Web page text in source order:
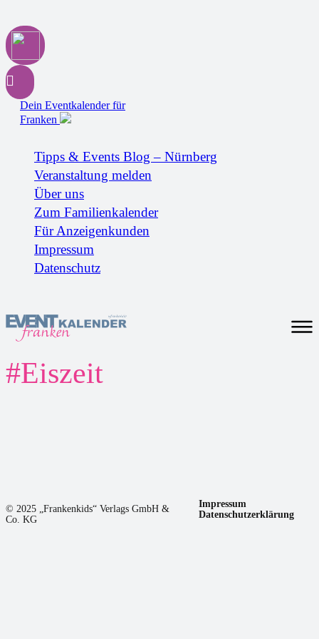
Dein Eventkalender für
Franken
Tipps & Events Blog – Nürnberg
Veranstaltung melden
Über uns
Zum Familienkalender
Für Anzeigenkunden
Impressum
Datenschutz
#Eiszeit
© 2025 „Frankenkids“ Verlags GmbH &
Co. KG
Impressum
Datenschutzerklärung